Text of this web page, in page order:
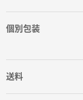
個別包装
送料